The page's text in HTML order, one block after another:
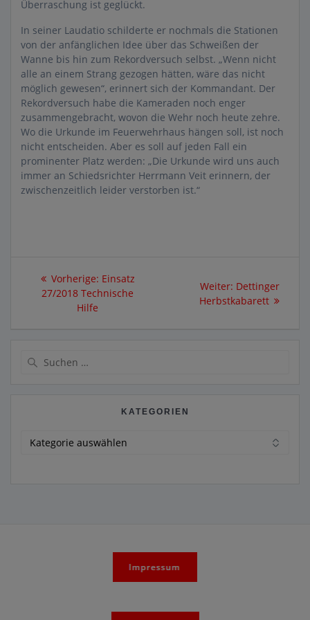
Überraschung ist geglückt.
In seiner Laudatio schilderte er nochmals die Stationen
von der anfänglichen Idee über das Schweißen der
Wanne bis hin zum Rekordversuch selbst. „Wenn nicht
alle an einem Strang gezogen hätten, wäre das nicht
möglich gewesen“, erinnert sich der Kommandant. Der
Rekordversuch habe die Kameraden noch enger
zusammengebracht, wovon die Wehr noch heute zehre.
Wo die Urkunde im Feuerwehrhaus hängen soll, ist noch
nicht entscheiden. Aber es soll auf jeden Fall ein
prominenter Platz werden: „Die Urkunde wird uns auch
immer an Schiedsrichter Herrmann Veit erinnern, der
zwischenzeitlich leider verstorben ist.“
Beitragsnavigation
Vorherige: Vorheriger
Beitrag:
Einsatz
27/2018 Technische
Hilfe
Weiter: Nächster
Beitrag:
Dettinger
Herbstkabarett
KATEGORIEN